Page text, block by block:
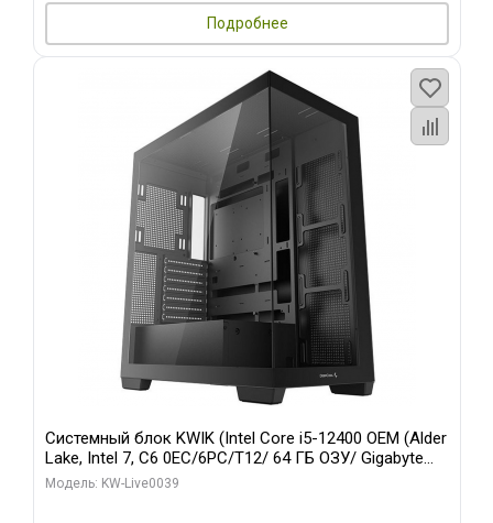
Подробнее
Системный блок KWIK (Intel Core i5-12400 OEM (Alder
Lake, Intel 7, C6 0EC/6PC/T12/ 64 ГБ ОЗУ/ Gigabyte
RX6500XT EAGLE 4G GDDR6 64bit HDMI DP 31055/ 512
Модель: KW-Live0039